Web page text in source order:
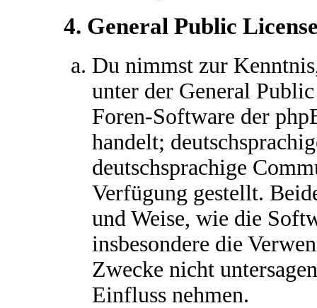
4. General Public
Du nimmst zur
unter der General
Foren-Software der
handelt;
deutschsprachige
Verfügung gestellt.
und Weise, wie die
insbesondere die
Zwecke nicht
Einfluss nehmen.